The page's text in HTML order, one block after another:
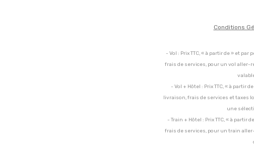
Conditions
- Vol : Prix TTC, « à partir de » et
frais de services, pour un vol aller-
- Vol + Hôtel : Prix TTC, « à
livraison, frais de services et taxes
une
- Train + Hôtel : Prix TTC, « à
frais de services, pour un train